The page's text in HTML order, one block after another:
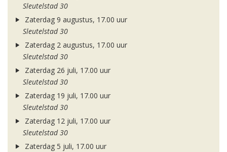
Sleutelstad 30
Zaterdag 9 augustus, 17.00 uur
Sleutelstad 30
Zaterdag 2 augustus, 17.00 uur
Sleutelstad 30
Zaterdag 26 juli, 17.00 uur
Sleutelstad 30
Zaterdag 19 juli, 17.00 uur
Sleutelstad 30
Zaterdag 12 juli, 17.00 uur
Sleutelstad 30
Zaterdag 5 juli, 17.00 uur